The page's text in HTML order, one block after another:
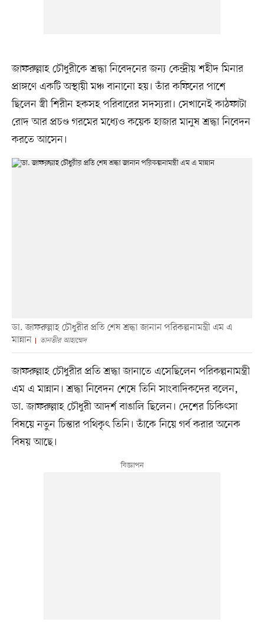
জাফরুল্লাহ চৌধুরীকে শ্রদ্ধা নিবেদনের জন্য কেন্দ্রীয় শহীদ মিনার
প্রাঙ্গণে একটি অস্থায়ী মঞ্চ বানানো হয়। তাঁর কফিনের পাশে
ছিলেন স্ত্রী শিরীন হকসহ পরিবারের সদস্যরা। সেখানেই কাঠফাটা
রোদ আর প্রচণ্ড গরমের মধ্যেও কয়েক হাজার মানুষ শ্রদ্ধা নিবেদন
করতে আসেন।
ডা. জাফরুল্লাহ চৌধুরীর প্রতি শেষ শ্রদ্ধা জানান পরিকল্পনামন্ত্রী এম এ
মান্নান
তানভীর আহাম্মেদ
জাফরুল্লাহ চৌধুরীর প্রতি শ্রদ্ধা জানাতে এসেছিলেন পরিকল্পনামন্ত্রী
এম এ মান্নান। শ্রদ্ধা নিবেদন শেষে তিনি সাংবাদিকদের বলেন,
ডা. জাফরুল্লাহ চৌধুরী আদর্শ বাঙালি ছিলেন। দেশের চিকিৎসা
বিষয়ে নতুন চিন্তার পথিকৃৎ তিনি। তাঁকে নিয়ে গর্ব করার অনেক
বিষয় আছে।